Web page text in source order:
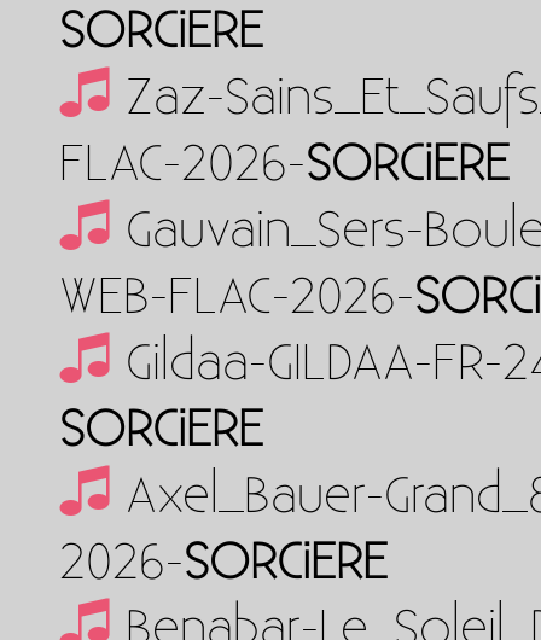
SORCiERE
Zaz-
FLAC-2026-SORCiERE
Gauvain_Sers-
WEB-FLAC-2026-
Gildaa-GILDAA-FR-
SORCiERE
Axel_Bauer-
2026-SORCiERE